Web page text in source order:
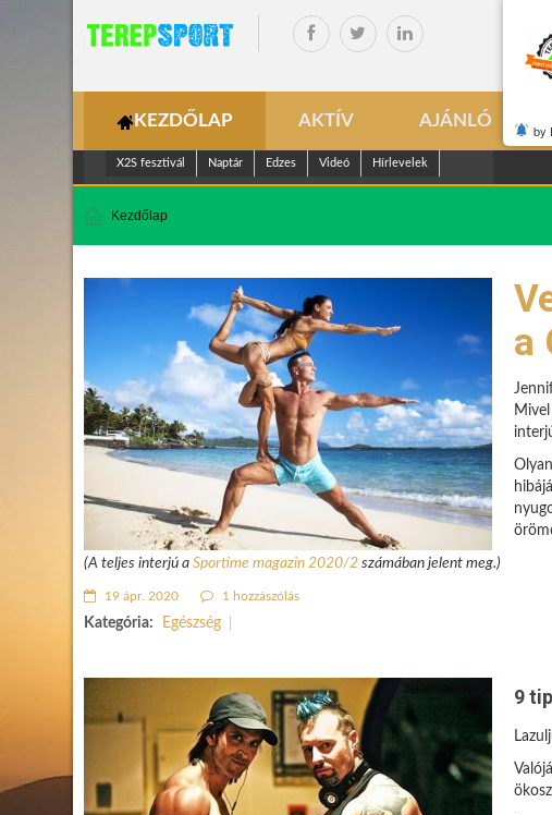
KEZDŐLAP AKTÍV AJÁNLÓ
X2S fesztivál Naptár Edzes Videó Hírlevelek
Kezdőlap
a
(A teljes interjú a Sportime magazin 2020/2 számában jelent meg.)
19 ápr. 2020 1 hozzászólás
Kategória: Egészség
9
by